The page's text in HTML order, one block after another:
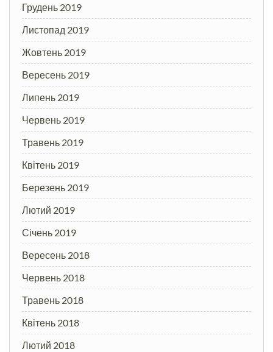
Грудень 2019
Листопад 2019
Жовтень 2019
Вересень 2019
Липень 2019
Червень 2019
Травень 2019
Квітень 2019
Березень 2019
Лютий 2019
Січень 2019
Вересень 2018
Червень 2018
Травень 2018
Квітень 2018
Лютий 2018